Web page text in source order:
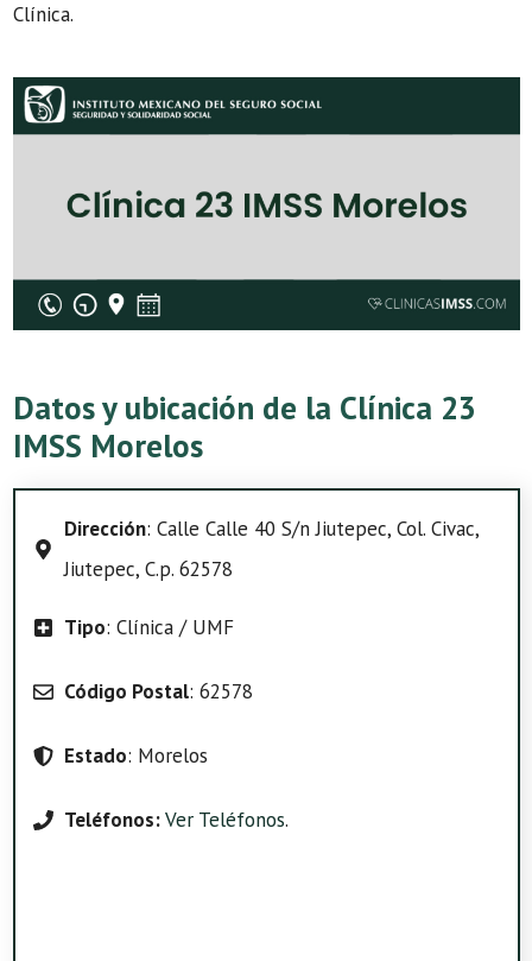
Clínica.
Datos y ubicación de la Clínica 23
IMSS Morelos
Dirección: Calle Calle 40 S/n Jiutepec, Col. Civac,
Jiutepec, C.p. 62578
Tipo: Clínica / UMF
Código Postal: 62578
Estado: Morelos
Teléfonos:Ver Teléfonos.